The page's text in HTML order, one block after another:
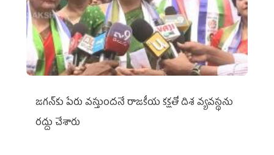
జగన్‌కు పేరు వస్తుందనే రాజకీయ కక్షతో దిశ వ్య‌వ‌స్థ‌ను
రద్దు చేశారు